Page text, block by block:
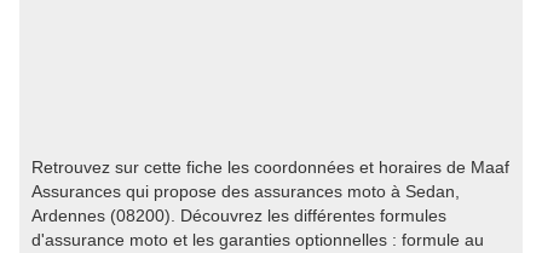
Retrouvez sur cette fiche les coordonnées et horaires de Maaf
Assurances qui propose des assurances moto à Sedan,
Ardennes (08200). Découvrez les différentes formules
d'assurance moto et les garanties optionnelles : formule au